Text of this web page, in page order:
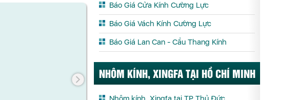
Báo Giá Cửa Kính Cường Lực
Báo Giá Vách Kính Cường Lực
Báo Giá Lan Can - Cầu Thang Kính
NHÔM KÍNH, XINGFA TẠI HỒ CHÍ MINH